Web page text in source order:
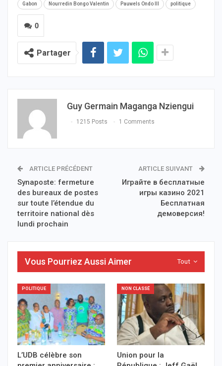
Gabon Nourredin Bongo Valentin Pauwels Ondo III politique
0
Partager
Guy Germain Maganga Nziengui
1215 Posts 1 Comments
ARTICLE PRÉCÉDENT
Synaposte: fermeture
des bureaux de postes
sur toute l’étendue du
territoire national dès
lundi prochain
ARTICLE SUIVANT
Играйте в бесплатные
игры казино 2021
Бесплатная
демоверсия!
Tout
Vous Pourriez Aussi Aimer
POLITIQUE
L’UDB célèbre son
NON CLASSÉ
Union pour la